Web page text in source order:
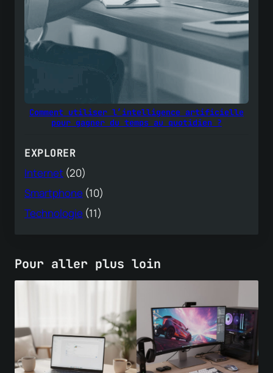
Comment utiliser l’intelligence artificielle
pour gagner du temps au quotidien ?
EXPLORER
Internet (20)
Smartphone (10)
Technologie (11)
Pour aller plus loin